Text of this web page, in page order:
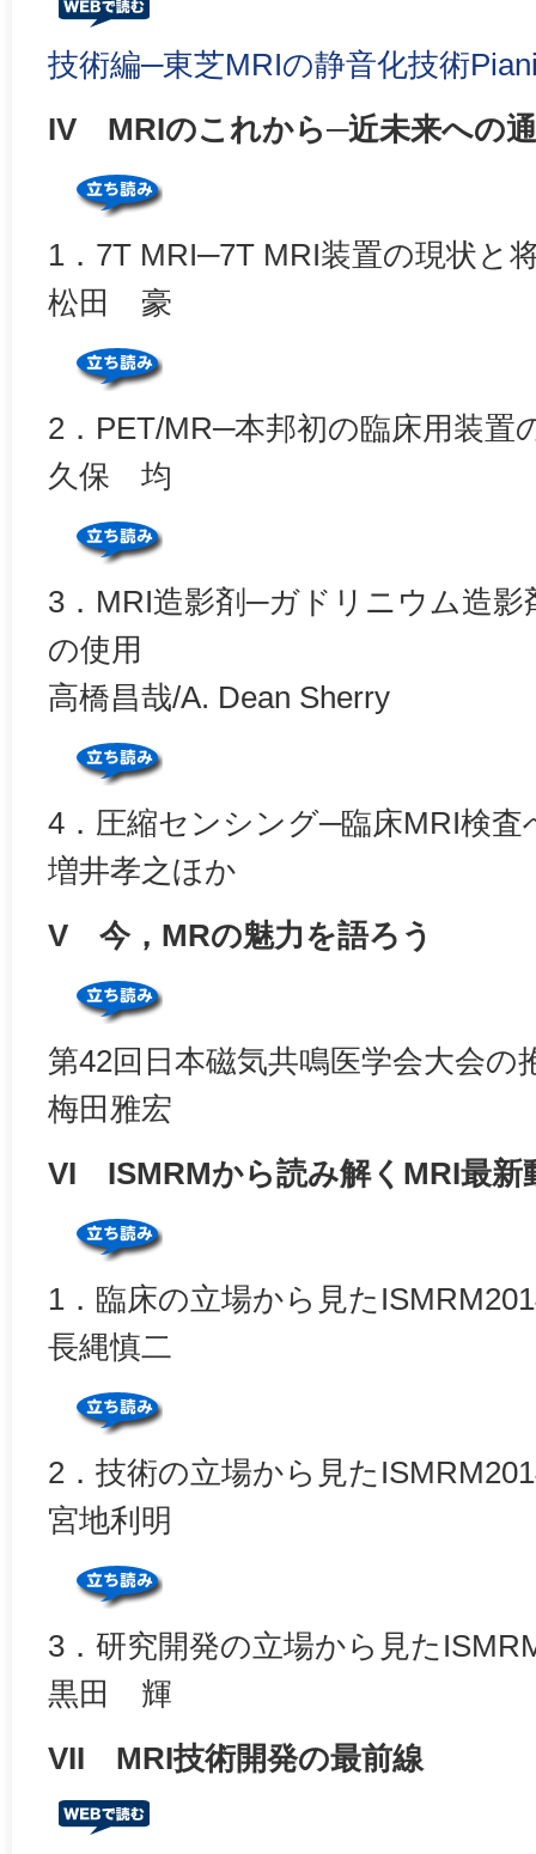
技術編─東芝MRIの静音化技術
IV MRIのこれから─近未来への
1．7T MRI─7T MRI装置の現状と
松田 豪
2．PET/MR─本邦初の臨床用装置
久保 均
3．MRI造影剤─ガドリニウム造影
の使用
高橋昌哉/A. Dean Sherry
4．圧縮センシング─臨床MRI検査
増井孝之ほか
V 今，MRの魅力を語ろう
第42回日本磁気共鳴医学会大会の
梅田雅宏
VI ISMRMから読み解くMRI最新
1．臨床の立場から見た
長縄慎二
2．技術の立場から見た
宮地利明
3．研究開発の立場から見た
黒田 輝
VII MRI技術開発の最前線